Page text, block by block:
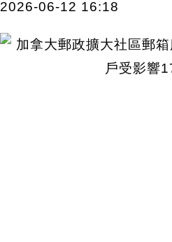
2026-06-12 16:18